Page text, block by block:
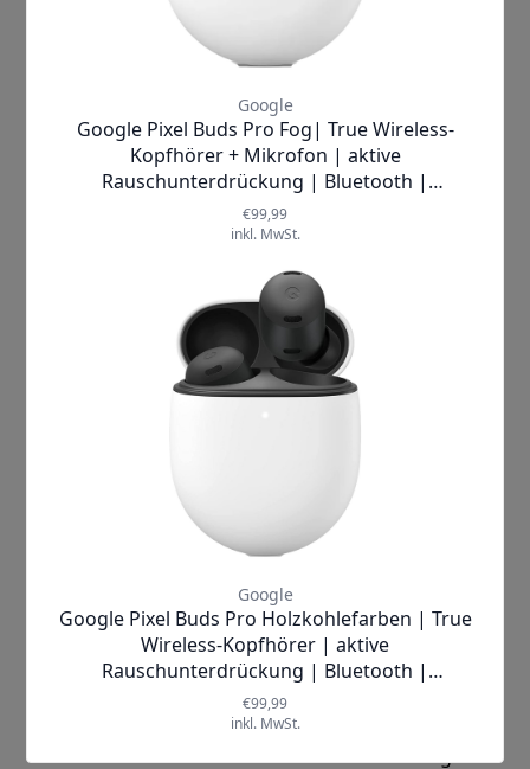
Ausblendung der
Umgebungsgeräusche
2 Mikrofon nach innen gerichtet
hohes SNR, Signal-Rausch-Verhältnis
dynamische Anpassung
Konversationsmodus, automatische
Spracherkennung
Galaxy Buds2 Pro und die
Sprachqualität